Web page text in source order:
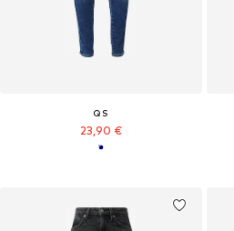
QS
23,90 €